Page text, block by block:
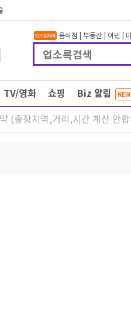
인기검색어 음식점 | 부동산| 이민 |
TV/영화 쇼핑 Biz 알림 NEW
(출장지역,거리,시간 계산 안